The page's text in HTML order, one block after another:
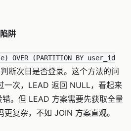
阱
OVER (PARTITION BY user_id
判断次日是否登录。这个方法的问
一次，LEAD 返回 NULL，看起来
。但 LEAD 方案需要先获取全量
复杂，不如 JOIN 方案直观。